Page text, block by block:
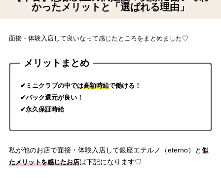
かったメリットと「選ばれる理由」
面接・体験入店して良いなって感じたところをまとめました♡
メリットまとめ
✔ミニクラブの中では高額時給で働ける！
✔バック還元が良い！
✔永久保証時給
私が他のお店で面接・体験入店して銀座エテルノ（eterno）と 似
たメリットを感じたお店は下記になります♡